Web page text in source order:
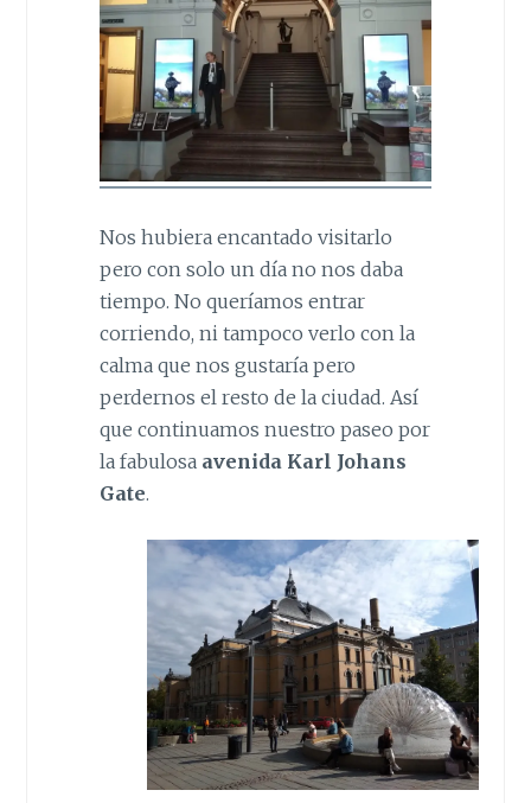
Nos hubiera encantado visitarlo
pero con solo un día no nos daba
tiempo. No queríamos entrar
corriendo, ni tampoco verlo con la
calma que nos gustaría pero
perdernos el resto de la ciudad. Así
que continuamos nuestro paseo por
la fabulosa avenida Karl Johans
Gate.